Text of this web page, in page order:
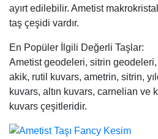
ayırt edilebilir. Ametist
taş çeşidi vardır.
En Popüler İlgili Değerli Taşlar:
Ametist geodeleri, sitrin
akik, rutil kuvars, ametrin, sitrin,
kuvars, altın kuvars, carnelian ve
kuvars çeşitleridir.